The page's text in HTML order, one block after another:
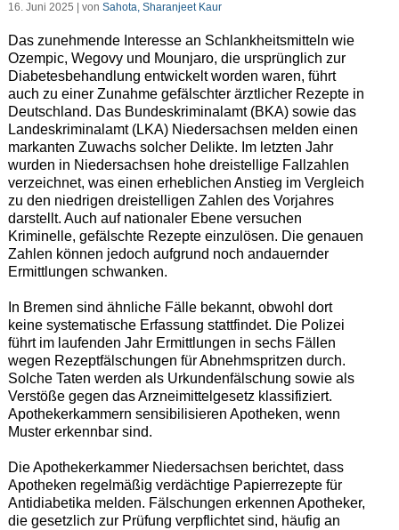
16. Juni 2025 | von Sahota, Sharanjeet Kaur
Das zunehmende Interesse an Schlankheitsmitteln wie
Ozempic, Wegovy und Mounjaro, die ursprünglich zur
Diabetesbehandlung entwickelt worden waren, führt
auch zu einer Zunahme gefälschter ärztlicher Rezepte in
Deutschland. Das Bundeskriminalamt (BKA) sowie das
Landeskriminalamt (LKA) Niedersachsen melden einen
markanten Zuwachs solcher Delikte. Im letzten Jahr
wurden in Niedersachsen hohe dreistellige Fallzahlen
verzeichnet, was einen erheblichen Anstieg im Vergleich
zu den niedrigen dreistelligen Zahlen des Vorjahres
darstellt. Auch auf nationaler Ebene versuchen
Kriminelle, gefälschte Rezepte einzulösen. Die genauen
Zahlen können jedoch aufgrund noch andauernder
Ermittlungen schwanken.
In Bremen sind ähnliche Fälle bekannt, obwohl dort
keine systematische Erfassung stattfindet. Die Polizei
führt im laufenden Jahr Ermittlungen in sechs Fällen
wegen Rezeptfälschungen für Abnehmspritzen durch.
Solche Taten werden als Urkundenfälschung sowie als
Verstöße gegen das Arzneimittelgesetz klassifiziert.
Apothekerkammern sensibilisieren Apotheken, wenn
Muster erkennbar sind.
Die Apothekerkammer Niedersachsen berichtet, dass
Apotheken regelmäßig verdächtige Papierrezepte für
Antidiabetika melden. Fälschungen erkennen Apotheker,
die gesetzlich zur Prüfung verpflichtet sind, häufig an